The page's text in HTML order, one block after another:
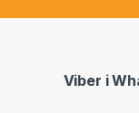
Viber i